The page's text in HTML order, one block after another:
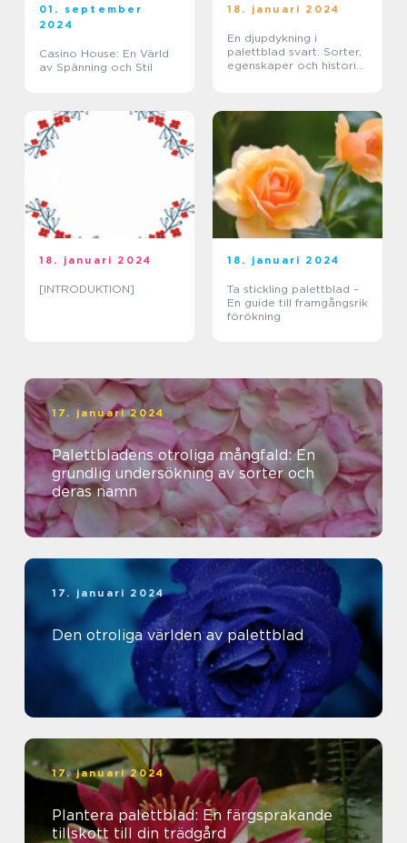
01. september
2024
Casino House: En Värld
av Spänning och Stil
18. januari 2024
En djupdykning i
palettblad svart: Sorter,
egenskaper och historisk
18. januari 2024
[INTRODUKTION]
18. januari 2024
Ta stickling palettblad –
En guide till framgångsrik
förökning
17. januari 2024
Palettbladens otroliga mångfald: En
grundlig undersökning av sorter och
deras namn
17. januari 2024
Den otroliga världen av palettblad
17. januari 2024
Plantera palettblad: En färgsprakande
tillskott till din trädgård